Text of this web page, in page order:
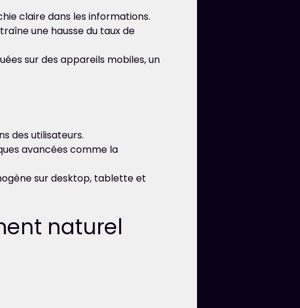
claire dans les informations.
une hausse du taux de
sur des appareils mobiles, un
des utilisateurs.
avancées comme la
sur desktop, tablette et
naturel